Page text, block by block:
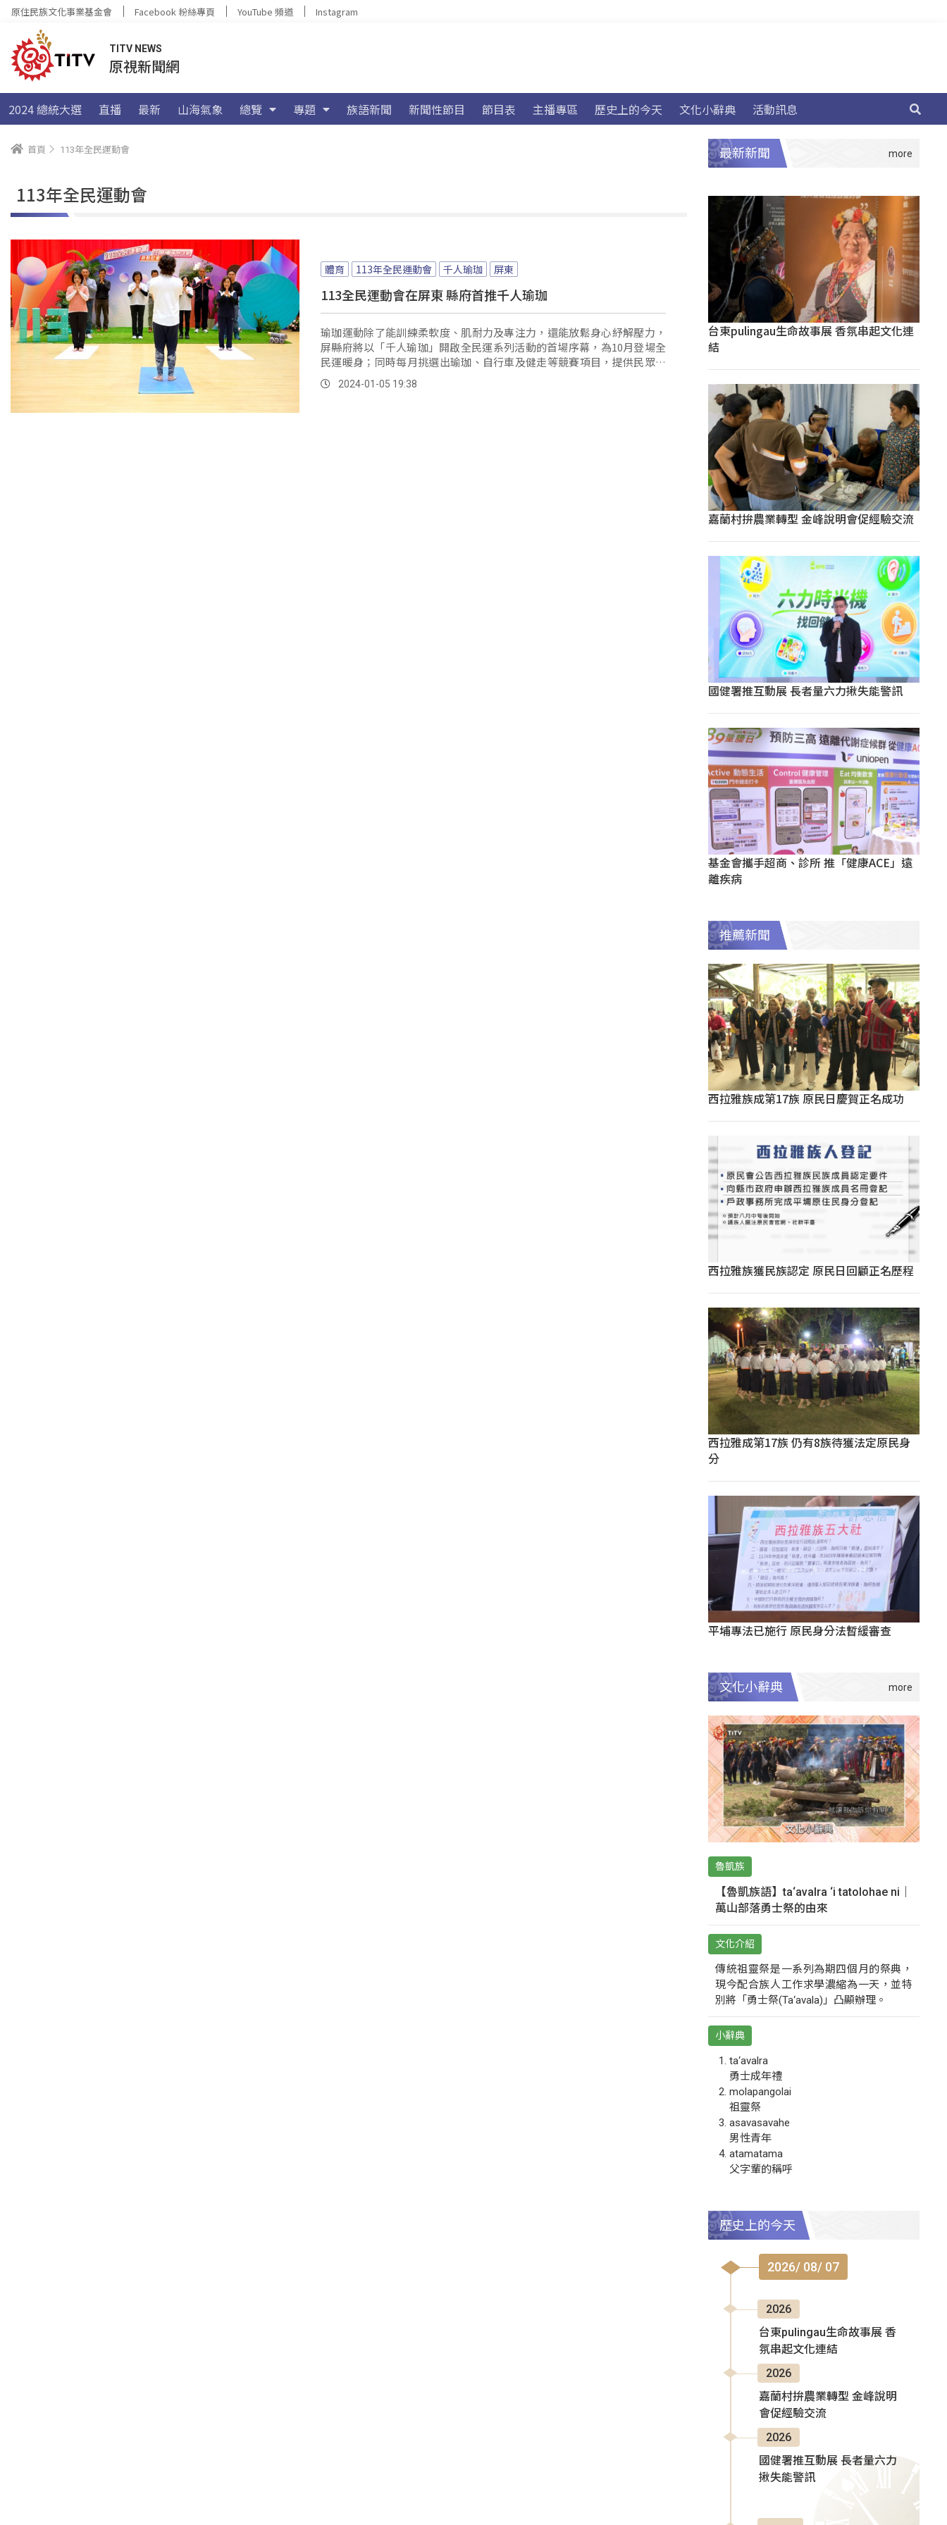
原住民族文化事業基金會 Facebook 粉絲專頁 YouTube 頻道 Instagram
TITV NEWS
原視新聞網
2024 總統大選 直播 最新 山海氣象 總覽 專題 族語新聞 新聞性節目 節目表 主播專區 歷史上的今天 文化小辭典 活動訊息
首頁 113年全民運動會
113年全民運動會
體育 113年全民運動會 千人瑜珈 屏東
113全民運動會在屏東 縣府首推千人瑜珈
瑜珈運動除了能訓練柔軟度、肌耐力及專注力，還能放鬆身心紓解壓力，
屏縣府將以「千人瑜珈」開啟全民運系列活動的首場序幕，為10月登場全
民運暖身；同時每月挑選出瑜珈、自行車及健走等競賽項目，提供民眾一
起來體驗，增添民眾對全民運的參與感。
2024-01-05 19:38
最新新聞
台東pulingau生命故事展 香氛串起文化連
結
嘉蘭村拚農業轉型 金峰說明會促經驗交流
國健署推互動展 長者量六力揪失能警訊
基金會攜手超商、診所 推「健康ACE」遠
離疾病
推薦新聞
西拉雅族成第17族 原民日慶賀正名成功
西拉雅族獲民族認定 原民日回顧正名歷程
西拉雅成第17族 仍有8族待獲法定原民身
分
平埔專法已施行 原民身分法暫緩審查
文化小辭典
魯凱族
【魯凱族語】ta‘avalra ‘i tatolohae ni｜
萬山部落勇士祭的由來
文化介紹
傳統祖靈祭是一系列為期四個月的祭典，
現今配合族人工作求學濃縮為一天，並特
別將「勇士祭(Ta‘avala)」凸顯辦理。
小辭典
ta‘avalra
勇士成年禮
molapangolai
祖靈祭
asavasavahe
男性青年
atamatama
父字輩的稱呼
歷史上的今天
2026/ 08/ 07
2026
台東pulingau生命故事展 香
氛串起文化連結
2026
嘉蘭村拚農業轉型 金峰說明
會促經驗交流
2026
國健署推互動展 長者量六力
揪失能警訊